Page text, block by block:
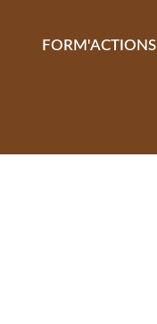
FORM'ACTIONS